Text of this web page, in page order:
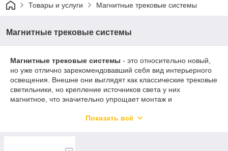
Товары и услуги Магнитные трековые системы
Магнитные трековые системы
Магнитные трековые системы - это относительно новый,
но уже отлично зарекомендовавший себя вид интерьерного
освещения. Внешне они выглядят как классические трековые
светильники, но крепление источников света у них
магнитное, что значительно упрощает монтаж и
Показать всё